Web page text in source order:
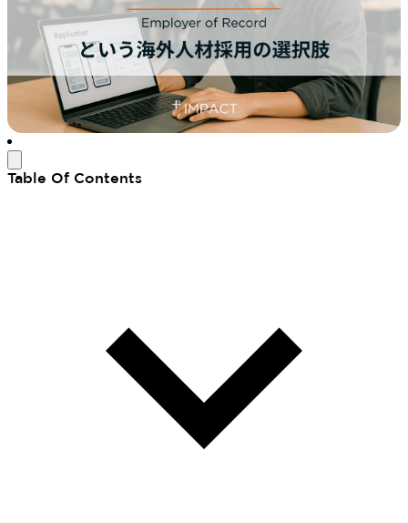
Table Of Contents